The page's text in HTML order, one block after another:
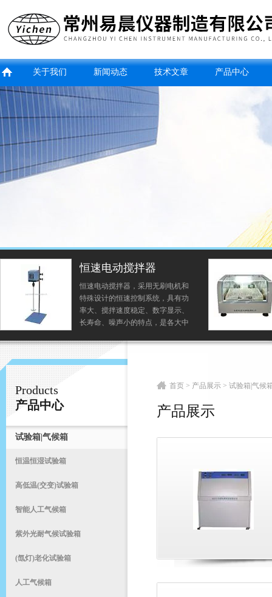
常州易晨仪器制造有限公司
首
关于我们 新闻动态 技术文章 产品中心
玻璃气浴摇床
玻璃气浴摇床（无刷电机、液晶显
示） 以称空气浴恒温振荡器是一种
温度可控的恒温培养箱和振荡器相
结合的生化仪器，它使用大尺寸的
动，是植物、生物、微生物、遗
传、病毒、环保、医学等...
Products
产品中心
试验箱|气候箱
恒温恒湿试验箱
高低温(交变)试验箱
智能人工气候箱
紫外光耐气候试验箱
(氙灯)老化试验箱
人工气候箱
首页 > 产品展示 > 试验箱|气候
产品展示